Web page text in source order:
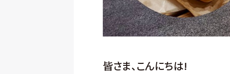
皆さま、こんにちは!